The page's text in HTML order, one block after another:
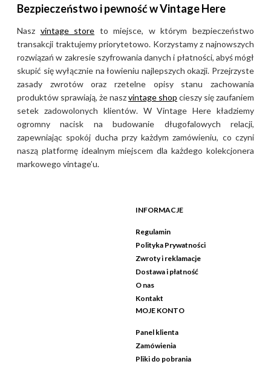
Bezpieczeństwo i pewność w Vintage Here
Nasz vintage store to miejsce, w którym bezpieczeństwo
transakcji traktujemy priorytetowo. Korzystamy z najnowszych
rozwiązań w zakresie szyfrowania danych i płatności, abyś mógł
skupić się wyłącznie na łowieniu najlepszych okazji. Przejrzyste
zasady zwrotów oraz rzetelne opisy stanu zachowania
produktów sprawiają, że naszvintage shop cieszy się zaufaniem
setek zadowolonych klientów. W Vintage Here kładziemy
ogromny nacisk na budowanie długofalowych relacji,
zapewniając spokój ducha przy każdym zamówieniu, co czyni
naszą platformę idealnym miejscem dla każdego kolekcjonera
markowego vintage’u.
INFORMACJE
Regulamin
Polityka Prywatności
Zwroty i reklamacje
Dostawa i płatność
O nas
Kontakt
MOJE KONTO
Panel klienta
Zamówienia
Pliki do pobrania